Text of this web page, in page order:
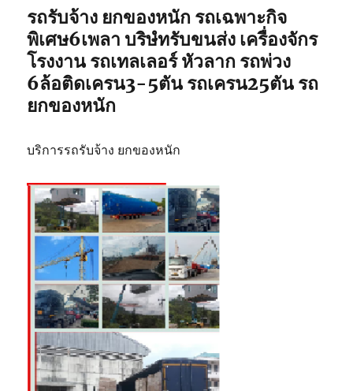
3-
5ตัน
รถรับจ้าง ยกของหนัก รถเฉพาะกิจ
พิเศษ6เพลา บริษํทรับขนส่ง เครื่องจักร
โรงงาน รถเทลเลอร์ หัวลาก รถพ่วง
6ล้อติดเครน3-5ตัน รถเครน25ตัน รถ
ยกของหนัก
บริการรถรับจ้าง ยกของหนัก